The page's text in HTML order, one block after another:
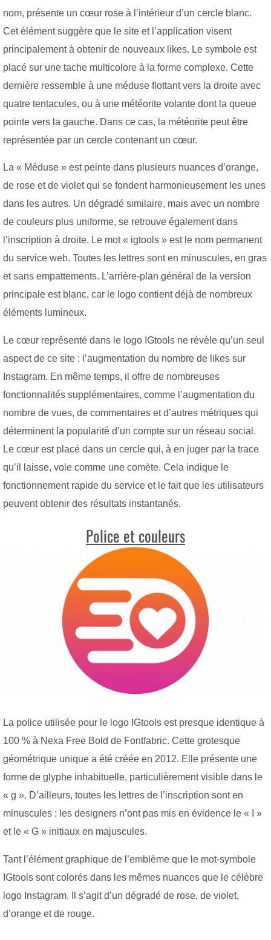
nom, présente un cœur rose à l’intérieur d’un cercle blanc.
Cet élément suggère que le site et l’application visent
principalement à obtenir de nouveaux likes. Le symbole est
placé sur une tache multicolore à la forme complexe. Cette
dernière ressemble à une méduse flottant vers la droite avec
quatre tentacules, ou à une météorite volante dont la queue
pointe vers la gauche. Dans ce cas, la météorite peut être
représentée par un cercle contenant un cœur.
La « Méduse » est peinte dans plusieurs nuances d’orange,
de rose et de violet qui se fondent harmonieusement les unes
dans les autres. Un dégradé similaire, mais avec un nombre
de couleurs plus uniforme, se retrouve également dans
l’inscription à droite. Le mot « igtools » est le nom permanent
du service web. Toutes les lettres sont en minuscules, en gras
et sans empattements. L’arrière-plan général de la version
principale est blanc, car le logo contient déjà de nombreux
éléments lumineux.
Le cœur représenté dans le logo IGtools ne révèle qu’un seul
aspect de ce site : l’augmentation du nombre de likes sur
Instagram. En même temps, il offre de nombreuses
fonctionnalités supplémentaires, comme l’augmentation du
nombre de vues, de commentaires et d’autres métriques qui
déterminent la popularité d’un compte sur un réseau social.
Le cœur est placé dans un cercle qui, à en juger par la trace
qu’il laisse, vole comme une comète. Cela indique le
fonctionnement rapide du service et le fait que les utilisateurs
peuvent obtenir des résultats instantanés.
Police et couleurs
La police utilisée pour le logo IGtools est presque identique à
100 % à Nexa Free Bold de Fontfabric. Cette grotesque
géométrique unique a été créée en 2012. Elle présente une
forme de glyphe inhabituelle, particulièrement visible dans le
« g ». D’ailleurs, toutes les lettres de l’inscription sont en
minuscules : les designers n’ont pas mis en évidence le « I »
et le « G » initiaux en majuscules.
Tant l’élément graphique de l’emblème que le mot-symbole
IGtools sont colorés dans les mêmes nuances que le célèbre
logo Instagram. Il s’agit d’un dégradé de rose, de violet,
d’orange et de rouge.